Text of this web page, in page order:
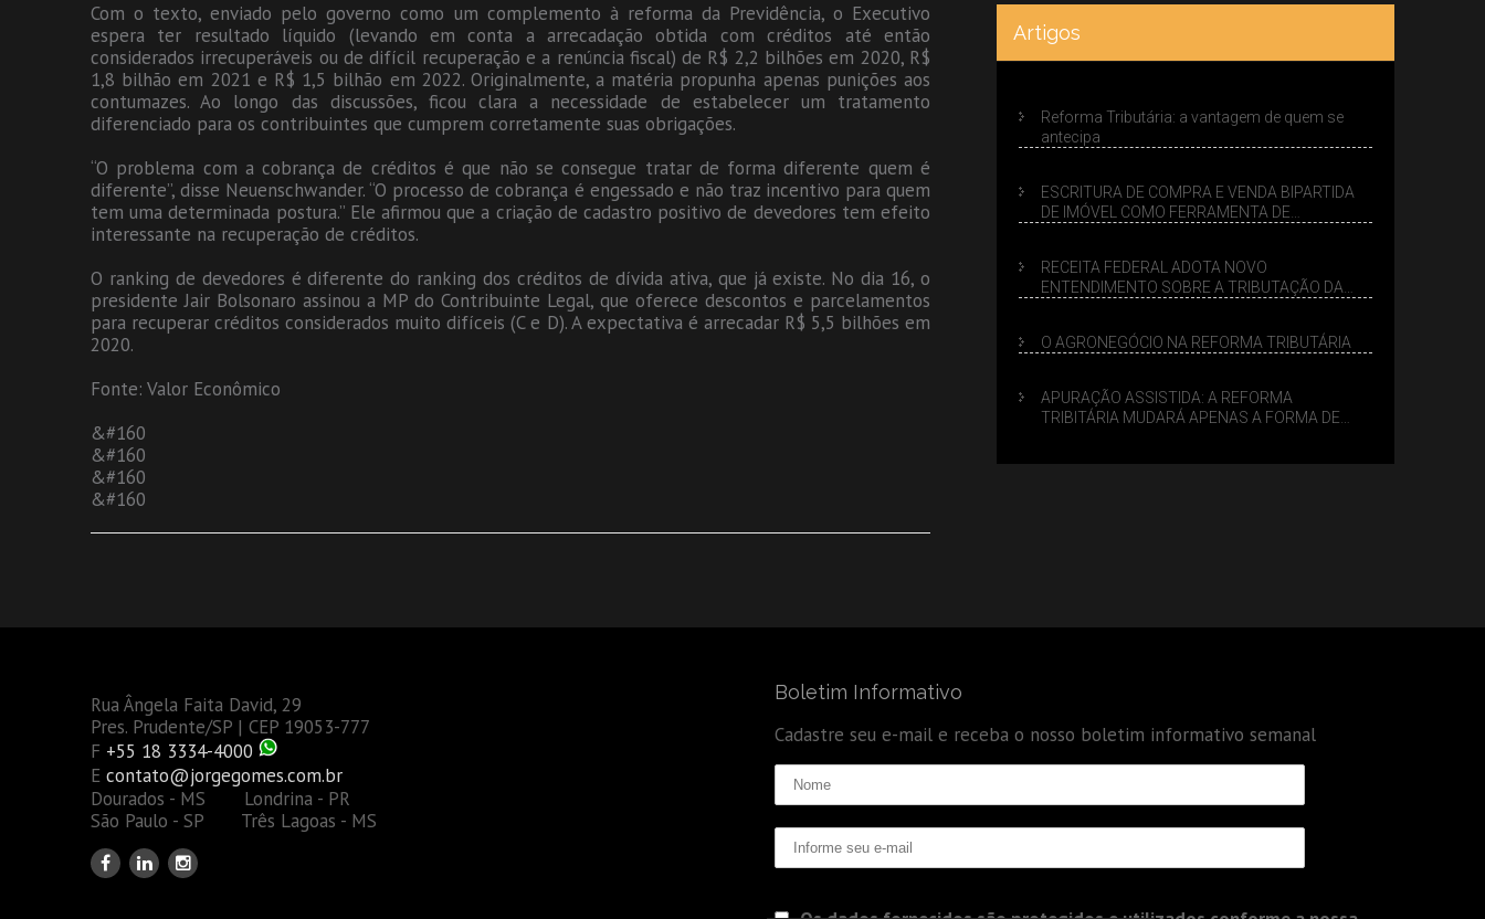
Com o texto, enviado pelo governo como um complemento à reforma da Previdência, o Executivo
espera ter resultado líquido (levando em conta a arrecadação obtida com créditos até então
considerados irrecuperáveis ou de difícil recuperação e a renúncia fiscal) de R$ 2,2 bilhões em 2020, R$
1,8 bilhão em 2021 e R$ 1,5 bilhão em 2022. Originalmente, a matéria propunha apenas punições aos
contumazes. Ao longo das discussões, ficou clara a necessidade de estabelecer um tratamento
diferenciado para os contribuintes que cumprem corretamente suas obrigações.
“O problema com a cobrança de créditos é que não se consegue tratar de forma diferente quem é
diferente”, disse Neuenschwander. “O processo de cobrança é engessado e não traz incentivo para quem
tem uma determinada postura.” Ele afirmou que a criação de cadastro positivo de devedores tem efeito
interessante na recuperação de créditos.
O ranking de devedores é diferente do ranking dos créditos de dívida ativa, que já existe. No dia 16, o
presidente Jair Bolsonaro assinou a MP do Contribuinte Legal, que oferece descontos e parcelamentos
para recuperar créditos considerados muito difíceis (C e D). A expectativa é arrecadar R$ 5,5 bilhões em
2020.
Fonte: Valor Econômico
&#160
&#160
&#160
&#160
Artigos
Reforma Tributária: a vantagem de quem se
antecipa
ESCRITURA DE COMPRA E VENDA BIPARTIDA
DE IMÓVEL COMO FERRAMENTA DE
RECEITA FEDERAL ADOTA NOVO
ENTENDIMENTO SOBRE A TRIBUTAÇÃO DA
O AGRONEGÓCIO NA REFORMA TRIBUTÁRIA
APURAÇÃO ASSISTIDA: A REFORMA
TRIBITÁRIA MUDARÁ APENAS A FORMA DE
Rua Ângela Faita David, 29
Pres. Prudente/SP | CEP 19053-777
F +55 18 3334-4000
E contato@jorgegomes.com.br
Dourados - MS Londrina - PR
São Paulo - SP Três Lagoas - MS
Boletim Informativo
Cadastre seu e-mail e receba o nosso boletim informativo semanal